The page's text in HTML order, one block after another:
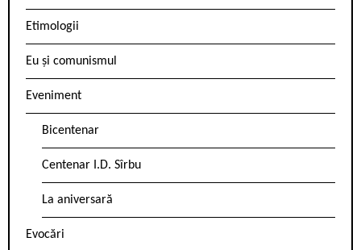
Etimologii
Eu și comunismul
Eveniment
Bicentenar
Centenar I.D. Sîrbu
La aniversară
Evocări